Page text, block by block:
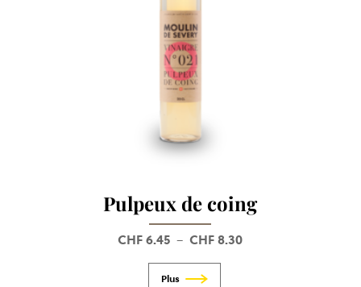
Pulpeux de coing
CHF6.45 – CHF8.30Plage